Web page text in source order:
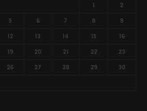
1
2
5 6 7 8
9
12 13 14 15
16
19 20 21 22
23
26 27 28 29
30